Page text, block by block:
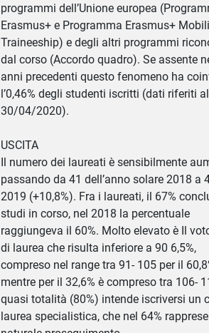
programmi dell’Unione europea
Erasmus+ e Programma Erasmus+
Traineeship) e degli altri programmi
dal corso (Accordo quadro). Se assente
anni precedenti questo fenomeno ha
l’0,46% degli studenti iscritti (dati riferiti al
30/04/2020).
USCITA
Il numero dei laureati è sensibilmente
passando da 41 dell’anno solare 2018 a
2019 (+10,8%). Fra i laureati, il 67%
studi in corso, nel 2018 la percentuale
raggiungeva il 60%. Molto elevato è Il
di laurea che risulta inferiore a 90 6,5%,
compreso nel range tra 91- 105 per il
mentre per il 32,6% è compreso tra 106-
quasi totalità (80%) intende iscriversi un
laurea specialistica, che nel 64%